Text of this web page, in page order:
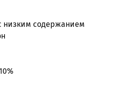
низким содержанием